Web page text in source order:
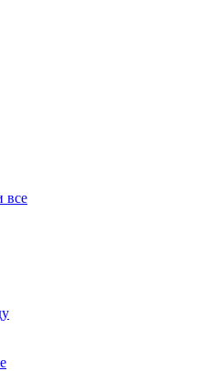
все